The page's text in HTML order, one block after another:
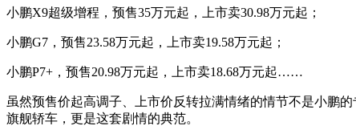
小鹏X9超级增程，预售35万元起，上市卖30.98万元起；
小鹏G7，预售23.58万元起，上市卖19.58万元起；
小鹏P7+，预售20.98万元起，上市卖18.68万元起……
虽然预售价起高调子、上市价反转拉满情绪的情节不是小鹏
旗舰轿车，更是这套剧情的典范。